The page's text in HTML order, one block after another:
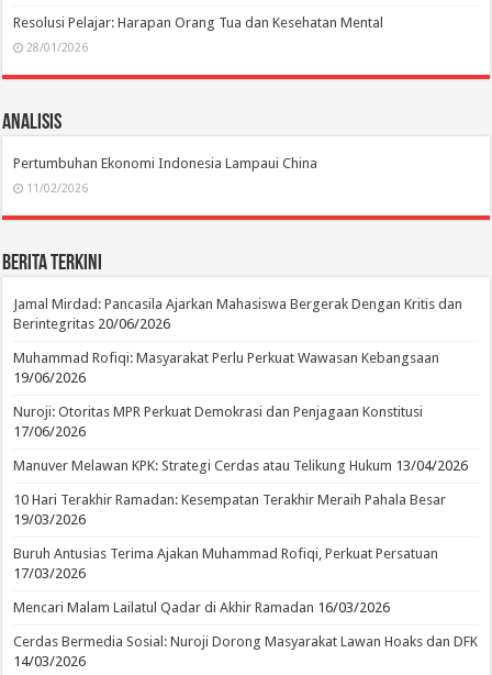
Resolusi Pelajar: Harapan Orang Tua dan Kesehatan Mental
28/01/2026
Analisis
Pertumbuhan Ekonomi Indonesia Lampaui China
11/02/2026
Berita Terkini
Jamal Mirdad: Pancasila Ajarkan Mahasiswa Bergerak Dengan Kritis dan
Berintegritas 20/06/2026
Muhammad Rofiqi: Masyarakat Perlu Perkuat Wawasan Kebangsaan
19/06/2026
Nuroji: Otoritas MPR Perkuat Demokrasi dan Penjagaan Konstitusi
17/06/2026
Manuver Melawan KPK: Strategi Cerdas atau Telikung Hukum 13/04/2026
10 Hari Terakhir Ramadan: Kesempatan Terakhir Meraih Pahala Besar
19/03/2026
Buruh Antusias Terima Ajakan Muhammad Rofiqi, Perkuat Persatuan
17/03/2026
Mencari Malam Lailatul Qadar di Akhir Ramadan 16/03/2026
Cerdas Bermedia Sosial: Nuroji Dorong Masyarakat Lawan Hoaks dan DFK
14/03/2026